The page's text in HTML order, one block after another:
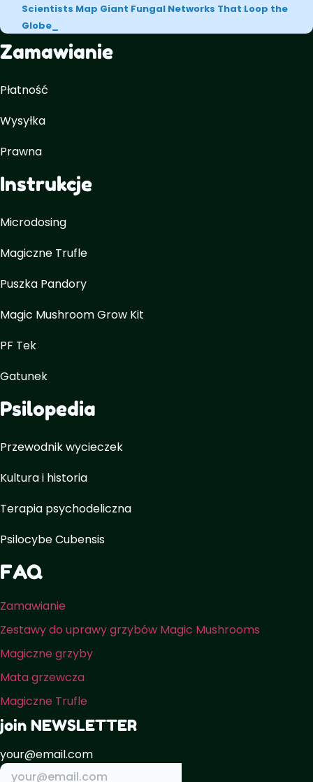
Scientists Map Giant Fungal Networks That Loop the
Globe
Zamawianie
Płatność
Wysyłka
Prawna
Instrukcje
Microdosing
Magiczne Trufle
Puszka Pandory
Magic Mushroom Grow Kit
PF Tek
Gatunek
Psilopedia
Przewodnik wycieczek
Kultura i historia
Terapia psychodeliczna
Psilocybe Cubensis
FAQ
Zamawianie
Zestawy do uprawy grzybów Magic Mushrooms
Magiczne grzyby
Mata grzewcza
Magiczne Trufle
join NEWSLETTER
your@email.com